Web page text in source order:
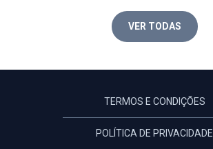
VER TODAS
TERMOS E CONDIÇÕES
POLÍTICA DE PRIVACIDADE